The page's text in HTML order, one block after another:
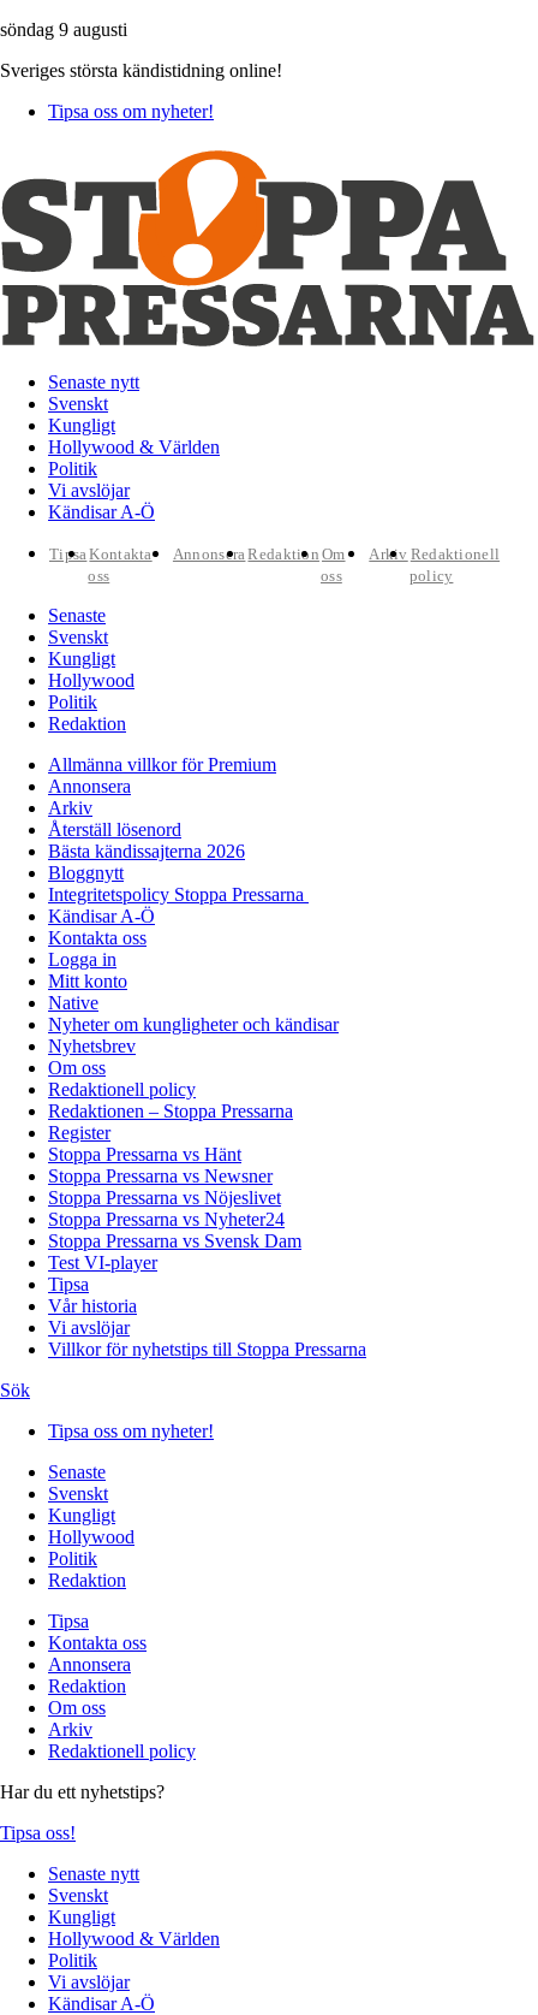
söndag 9 augusti
Sveriges största kändistidning online!
Tipsa oss om nyheter!
Senaste nytt
Svenskt
Kungligt
Hollywood & Världen
Politik
Vi avslöjar
Kändisar A-Ö
TipsaKontakta
oss
AnnonseraRedaktion Om
oss
Arkiv Redaktionell
policy
Senaste
Svenskt
Kungligt
Hollywood
Politik
Redaktion
Allmänna villkor för Premium
Annonsera
Arkiv
Återställ lösenord
Bästa kändissajterna 2026
Bloggnytt
Integritetspolicy Stoppa Pressarna
Kändisar A-Ö
Kontakta oss
Logga in
Mitt konto
Native
Nyheter om kungligheter och kändisar
Nyhetsbrev
Om oss
Redaktionell policy
Redaktionen – Stoppa Pressarna
Register
Stoppa Pressarna vs Hänt
Stoppa Pressarna vs Newsner
Stoppa Pressarna vs Nöjeslivet
Stoppa Pressarna vs Nyheter24
Stoppa Pressarna vs Svensk Dam
Test VI-player
Tipsa
Vår historia
Vi avslöjar
Villkor för nyhetstips till Stoppa Pressarna
Sök
Tipsa oss om nyheter!
Senaste
Svenskt
Kungligt
Hollywood
Politik
Redaktion
Tipsa
Kontakta oss
Annonsera
Redaktion
Om oss
Arkiv
Redaktionell policy
Har du ett nyhetstips?
Tipsa oss!
Senaste nytt
Svenskt
Kungligt
Hollywood & Världen
Politik
Vi avslöjar
Kändisar A-Ö